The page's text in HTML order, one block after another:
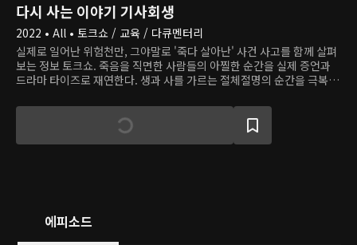
다시 사는 이야기 기사회생
2022 • All • 토크쇼 / 교육 / 다큐멘터리
실제로 일어난 위험천만, 그야말로 '죽다 살아난' 사건 사고를 함께 살펴
보는 정보 토크쇼. 죽음을 직면한 사람들의 아찔한 순간을 실제 증언과
드라마 타이즈로 재연한다. 생과 사를 가르는 절체절명의 순간을 극복한
에피소드